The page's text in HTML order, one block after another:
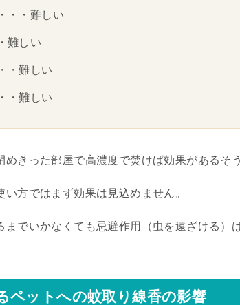
・・難しい
難しい
・難しい
・難しい
めきった部屋で高濃度で焚けば効果があるそ
い方ではまず効果は見込めません。
までいかなくても忌避作用（虫を遠ざける）
ペットへの蚊取り線香の影響